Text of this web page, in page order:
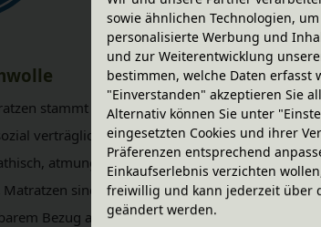
stammt aus
verträglichem
atmungsaktiv
Matratzen sind mit
Bezug aus Bio-
100%
Schurwolle hat
Eigenschaften.
hohen Lufteinschluss,
Winter und
Matratzen wird
sowie ähnlichen Technologien,
personalisierte Werbung und
und zur Weiterentwicklung
bestimmen, welche Daten erfasst
"Einverstanden" akzeptieren Sie
Alternativ können Sie unter
eingesetzten Cookies und ihrer
Präferenzen entsprechend
Einkaufserlebnis verzichten
freiwillig und kann jederzeit über
geändert werden.